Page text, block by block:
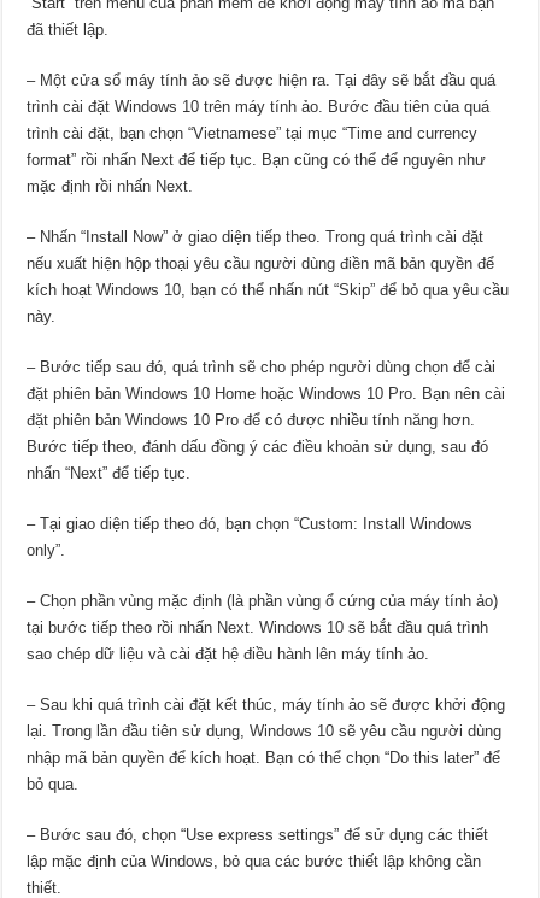
đã thiết lập.
– Một cửa sổ máy tính ảo sẽ được hiện ra. Tại đây sẽ bắt đầu quá
trình cài đặt Windows 10 trên máy tính ảo. Bước đầu tiên của quá
trình cài đặt, bạn chọn “Vietnamese” tại mục “Time and currency
format” rồi nhấn Next để tiếp tục. Bạn cũng có thể để nguyên như
mặc định rồi nhấn Next.
– Nhấn “Install Now” ở giao diện tiếp theo. Trong quá trình cài đặt
nếu xuất hiện hộp thoại yêu cầu người dùng điền mã bản quyền để
kích hoạt Windows 10, bạn có thể nhấn nút “Skip” để bỏ qua yêu cầu
này.
– Bước tiếp sau đó, quá trình sẽ cho phép người dùng chọn để cài
đặt phiên bản Windows 10 Home hoặc Windows 10 Pro. Bạn nên cài
đặt phiên bản Windows 10 Pro để có được nhiều tính năng hơn.
Bước tiếp theo, đánh dấu đồng ý các điều khoản sử dụng, sau đó
nhấn “Next” để tiếp tục.
– Tại giao diện tiếp theo đó, bạn chọn “Custom: Install Windows
only”.
– Chọn phần vùng mặc định (là phần vùng ổ cứng của máy tính ảo)
tại bước tiếp theo rồi nhấn Next. Windows 10 sẽ bắt đầu quá trình
sao chép dữ liệu và cài đặt hệ điều hành lên máy tính ảo.
– Sau khi quá trình cài đặt kết thúc, máy tính ảo sẽ được khởi động
lại. Trong lần đầu tiên sử dụng, Windows 10 sẽ yêu cầu người dùng
nhập mã bản quyền để kích hoạt. Bạn có thể chọn “Do this later” để
bỏ qua.
– Bước sau đó, chọn “Use express settings” để sử dụng các thiết
lập mặc định của Windows, bỏ qua các bước thiết lập không cần
thiết.